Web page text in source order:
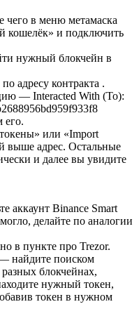
чего в меню метамаска
кошелёк» и подключить
нужный блокчейн в
адресу контракта .
— Interacted With (To):
его.
или «Import
выше адрес. Остальные
и далее вы увидите
аккаунт Binance Smart
делайте по аналогии
в пункте про Trezor.
найдите поиском
блокчейнах,
нужный токен,
токен в нужном